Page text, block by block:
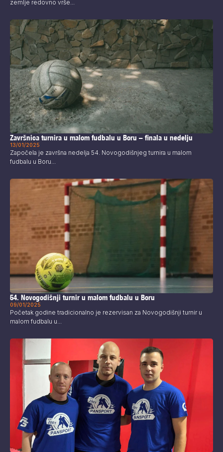
zemlje redovno vrše...
Završnica turnira u malom fudbalu u Boru – finala u nedelju
13/01/2025
Započela je završna nedelja 54. Novogodišnjeg turnira u malom
fudbalu u Boru...
54. Novogodišnji turnir u malom fudbalu u Boru
09/01/2025
Početak godine tradicionalno je rezervisan za Novogodišnji turnir u
malom fudbalu u...